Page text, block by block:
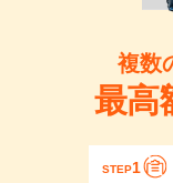
複数
最高
STEP1